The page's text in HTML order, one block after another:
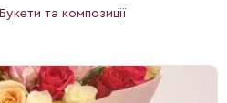
Букети та композиції